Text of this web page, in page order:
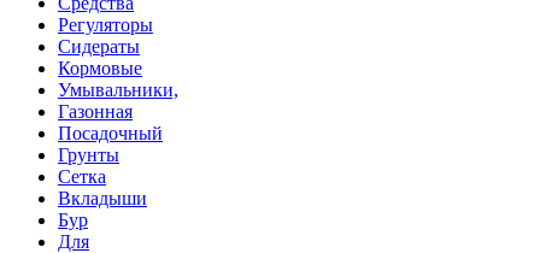
Регуляторы
Сидераты
Кормовые
Умывальники,
Газонная
Посадочный
Грунты
Сетка
Вкладыши
Бур
Для